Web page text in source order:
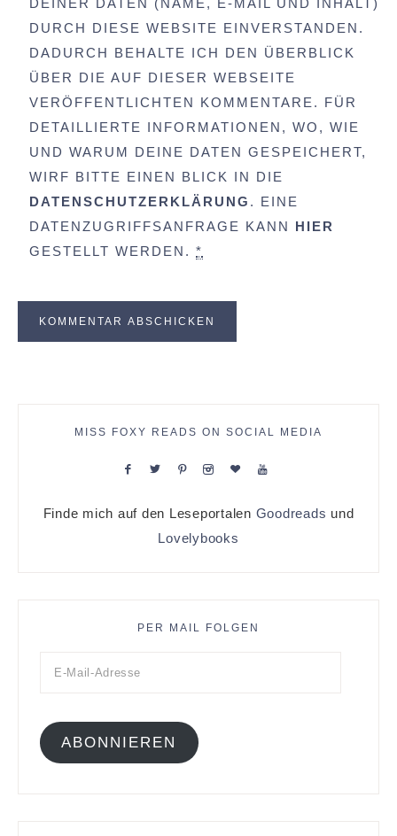
DEINER DATEN (NAME, E-MAIL UND INHALT)
DURCH DIESE WEBSITE EINVERSTANDEN.
DADURCH BEHALTE ICH DEN ÜBERBLICK
ÜBER DIE AUF DIESER WEBSEITE
VERÖFFENTLICHTEN KOMMENTARE. FÜR
DETAILLIERTE INFORMATIONEN, WO, WIE
UND WARUM DEINE DATEN GESPEICHERT,
WIRF BITTE EINEN BLICK IN DIE
DATENSCHUTZERKLÄRUNG . EINE
DATENZUGRIFFSANFRAGE KANN HIER
GESTELLT WERDEN. *
MISS FOXY READS ON SOCIAL MEDIA
Finde mich auf den Leseportalen Goodreads und
Lovelybooks
PER MAIL FOLGEN
ABONNIEREN